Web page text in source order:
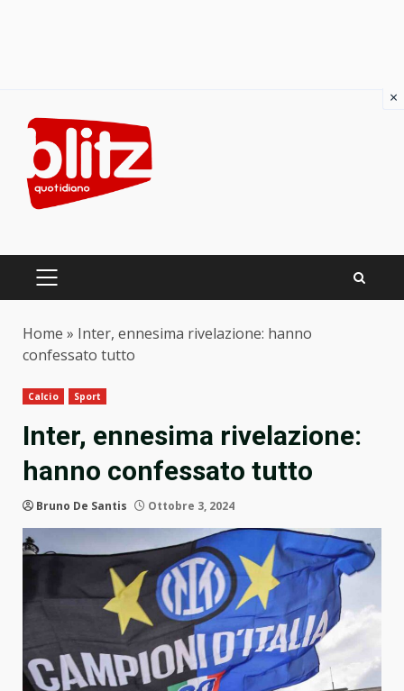
content
PRIMARY
Home » Inter, ennesima rivelazione: hanno
confessato tutto
Calcio Sport
Inter, ennesima rivelazione:
hanno confessato tutto
Bruno De Santis Ottobre 3, 2024
×